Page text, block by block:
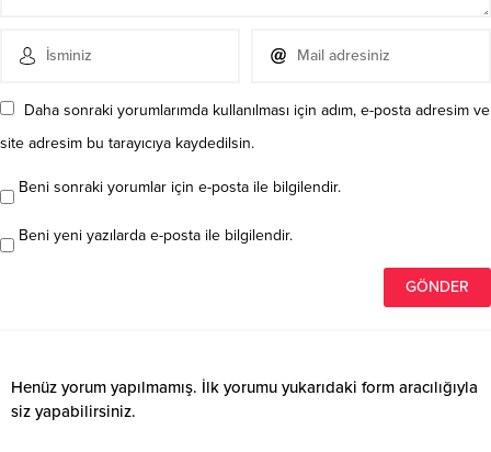
Daha sonraki yorumlarımda kullanılması için adım, e-posta adresim ve
site adresim bu tarayıcıya kaydedilsin.
Beni sonraki yorumlar için e-posta ile bilgilendir.
Beni yeni yazılarda e-posta ile bilgilendir.
Henüz yorum yapılmamış. İlk yorumu yukarıdaki form aracılığıyla
siz yapabilirsiniz.